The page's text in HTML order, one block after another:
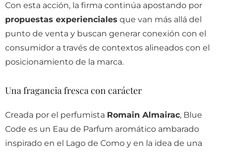
Con esta acción, la firma continúa apostando por
propuestas experienciales que van más allá del
punto de venta y buscan generar conexión con el
consumidor a través de contextos alineados con el
posicionamiento de la marca.
Una fragancia fresca con carácter
Creada por el perfumista Romain Almairac, Blue
Code es un Eau de Parfum aromático ambarado
inspirado en el Lago de Como y en la idea de una